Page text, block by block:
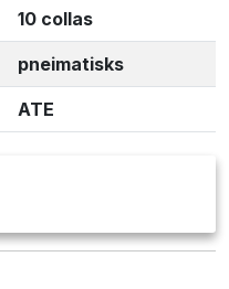
10 collas
pneimatisks
ATE